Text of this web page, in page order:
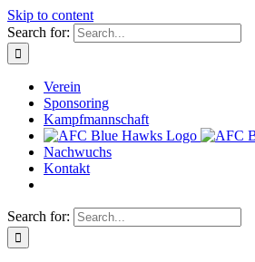
Skip to content
Search for:
Verein
Sponsoring
Kampfmannschaft
Nachwuchs
Kontakt
Search for: